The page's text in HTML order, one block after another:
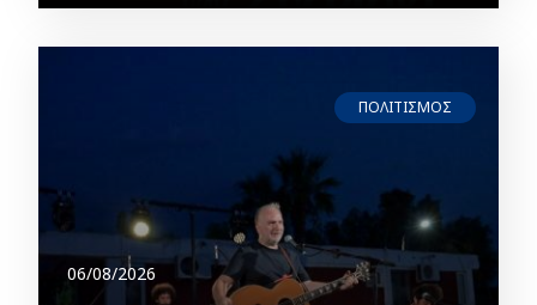
ΠΟΛΙΤΙΣΜΟΣ
06/08/2026